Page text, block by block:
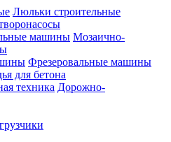
Люльки строительные
Мозаично-
Фрезеровальные машины
для бетона
Дорожно-